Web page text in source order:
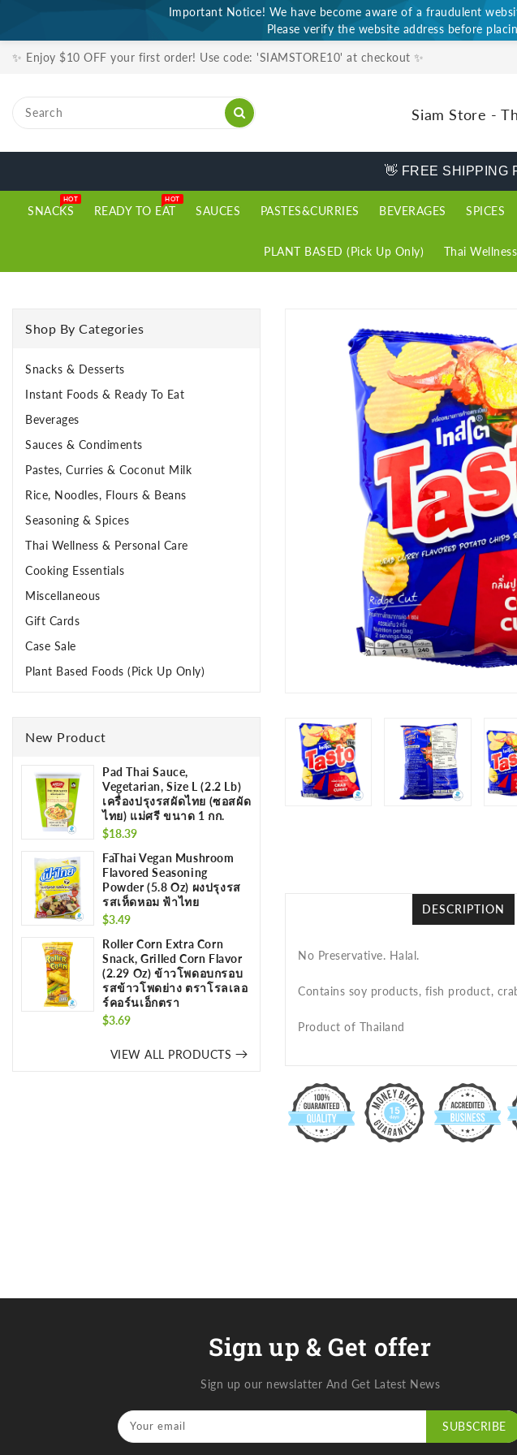
Important Notice! We have become aware of a fraudulent
Please verify the website address before
✨ Enjoy $10 OFF your first order! Use code: 'SIAMSTORE10' at checkout ✨
Siam Store -
👋 FREE SHIPPING
SNACKS
HOT
READY TO EAT
HOT
SAUCES PASTES&CURRIES BEVERAGES SPICES
PLANT BASED (Pick Up Only) Thai
Shop By Categories
Snacks & Desserts
Instant Foods & Ready To Eat
Beverages
Sauces & Condiments
Pastes, Curries & Coconut Milk
Rice, Noodles, Flours & Beans
Seasoning & Spices
Thai Wellness & Personal Care
Cooking Essentials
Miscellaneous
Gift Cards
Case Sale
Plant Based Foods (Pick Up Only)
New Product
Pad Thai Sauce,
Vegetarian, Size L (2.2 Lb)
เครื่องปรุงรสผัดไทย (ซอสผัด
ไทย) แม่ศรี ขนาด 1 กก.
Regular
price
$18.39
FaThai Vegan Mushroom
Flavored Seasoning
Powder (5.8 Oz) ผงปรุงรส
รสเห็ดหอม ฟ้าไทย
Regular
price
$3.49
Roller Corn Extra Corn
Snack, Grilled Corn Flavor
(2.29 Oz) ข้าวโพดอบกรอบ
รสข้าวโพดย่าง ตราโรลเลอ
ร์คอร์นเอ็กตรา
Regular
$3.69
VIEW ALL PRODUCTS
DESCRIPTION
No Preservative. Halal.
Contains soy products, fish product,
Product of Thailand
Sign up & Get offer
Sign up our newslatter And Get Latest News
Your email SUBSCRIBE